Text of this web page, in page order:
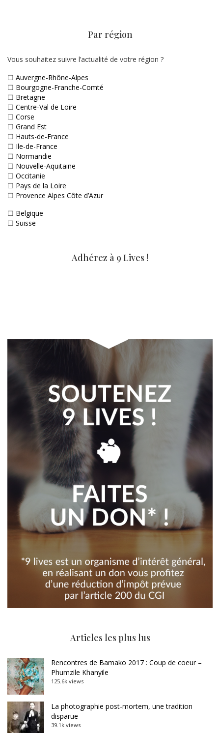
Par région
Vous souhaitez suivre l’actualité de votre région ?
☐ Auvergne-Rhône-Alpes
☐ Bourgogne-Franche-Comté
☐ Bretagne
☐ Centre-Val de Loire
☐ Corse
☐ Grand Est
☐ Hauts-de-France
☐ Ile-de-France
☐ Normandie
☐ Nouvelle-Aquitaine
☐ Occitanie
☐ Pays de la Loire
☐ Provence Alpes Côte d’Azur
☐ Belgique
☐ Suisse
Adhérez à 9 Lives !
Articles les plus lus
Rencontres de Bamako 2017 : Coup de coeur –
Phumzile Khanyile
125.6k views
La photographie post-mortem, une tradition
disparue
39.1k views